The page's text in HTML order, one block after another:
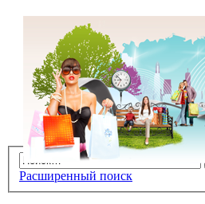
Расширенный поиск